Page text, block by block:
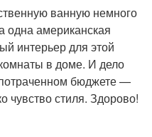
ванную немного
одна американская
интерьер для этой
в доме. И дело
потраченном бюджете —
чувство стиля. Здорово!